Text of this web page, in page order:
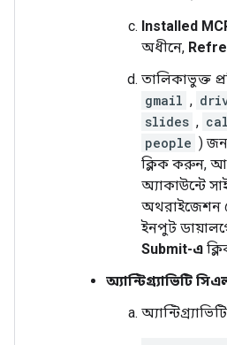
Installed
অধীনে,
তালিকাভুক্ত
gmail ,
slides ,
people )
ক্লিক করুন,
অ্যাকাউন্টে
অথরাইজেশন
ইনপুট
Submit-এ
অ্যান্টিগ্র্যাভিটি